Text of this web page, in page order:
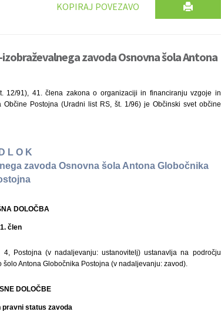
KOPIRAJ POVEZAVO
zavoda Osnovna šola Antona
12/91), 41. člena zakona o organizaciji in financiranju vzgoje in
Postojna (Uradni list RS, št. 1/96) je Občinski svet občine
L O K
zavoda Osnovna šola Antona Globočnika
DOLOČBA
1. člen
Postojna (v nadaljevanju: ustanovitelj) ustanavlja na področju
Antona Globočnika Postojna (v nadaljevanju: zavod).
DOLOČBE
pravni status zavoda